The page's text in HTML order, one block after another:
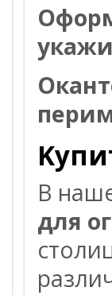
B
для